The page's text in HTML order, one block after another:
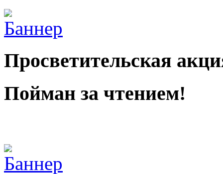
Просветительская
Пойман за чтением!